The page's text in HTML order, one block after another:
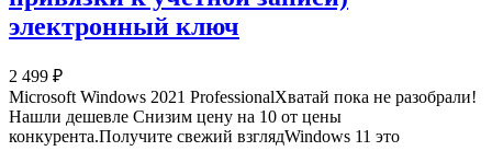
электронный ключ
2 499 ₽
Microsoft Windows 2021 ProfessionalХватай пока не разобрали!
Нашли дешевле Снизим цену на 10 от цены
конкурента.Получите свежий взглядWindows 11 это